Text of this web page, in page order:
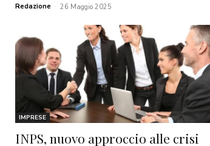
Redazione - 26 Maggio 2025
IMPRESE
INPS, nuovo approccio alle crisi